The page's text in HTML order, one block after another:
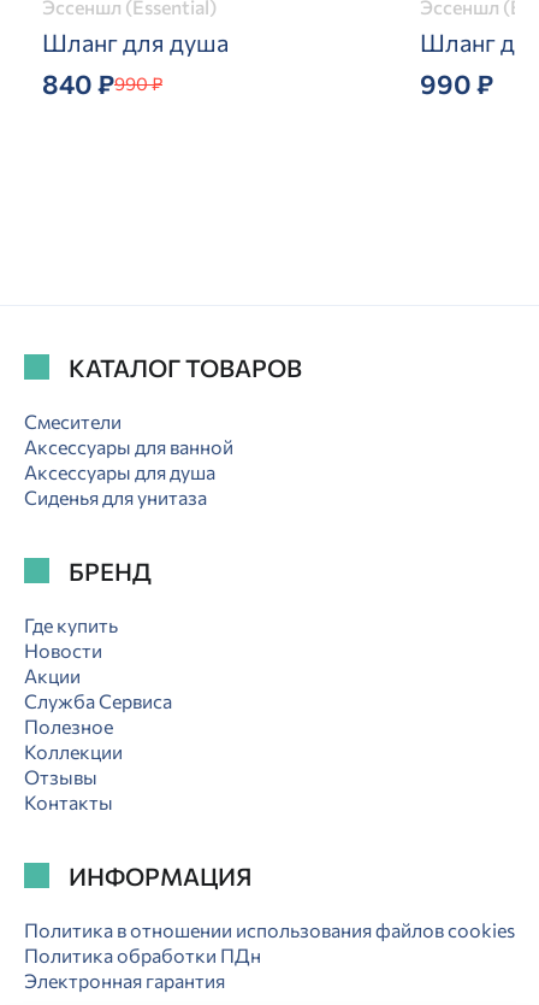
Эссеншл (Essential)
Шланг для душа
840 ₽990 ₽
Эссеншл
Шланг
990 ₽
КАТАЛОГ ТОВАРОВ
Смесители
Аксессуары для ванной
Аксессуары для душа
Сиденья для унитаза
БРЕНД
Где купить
Новости
Акции
Служба Сервиса
Полезное
Коллекции
Отзывы
Контакты
ИНФОРМАЦИЯ
Политика в отношении использования файлов cookies
Политика обработки ПДн
Электронная гарантия